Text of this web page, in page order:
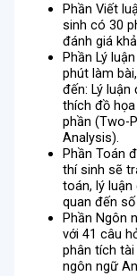
Phần Viết
sinh có 30
đánh giá
Phần Lý
phút làm
đến: Lý luận
thích đồ
phần (Two-
Analysis).
Phần Toán
thí sinh sẽ
toán, lý
quan đến
Phần Ngôn
với 41 câu
phân tích
ngôn ngữ